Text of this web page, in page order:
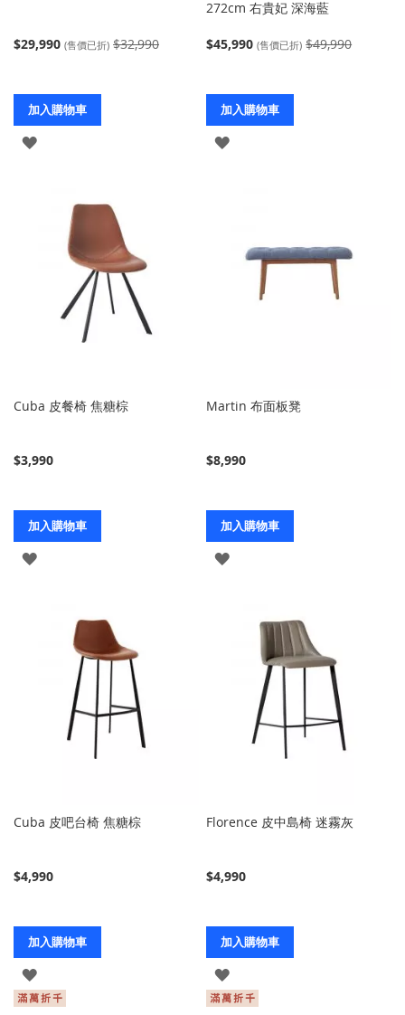
$29,990 (售價已折) $32,990
加入購物車
登
272cm 右貴妃 深海藍
$45,990 (售價已折) $49,990
加入購物車
登
Cuba 皮餐椅 焦糖棕
$3,990
加入購物車
登
Martin 布面板凳
$8,990
加入購物車
登
Cuba 皮吧台椅 焦糖棕
$4,990
加入購物車
登
入
Florence 皮中島椅 迷霧灰
$4,990
加入購物車
登
入